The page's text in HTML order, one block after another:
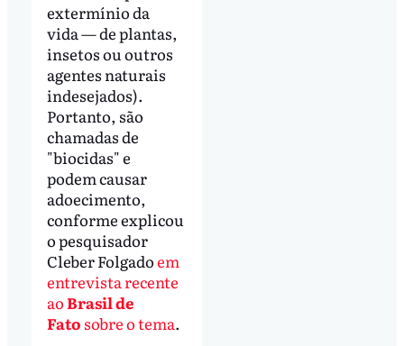
extermínio da
vida — de plantas,
insetos ou outros
agentes naturais
indesejados).
Portanto, são
chamadas de
"biocidas" e
podem causar
adoecimento,
conforme explicou
o pesquisador
Cleber Folgadoem
entrevista recente
aoBrasil de
Fato sobre o tema.